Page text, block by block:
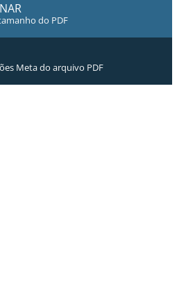
do PDF
Meta do arquivo PDF